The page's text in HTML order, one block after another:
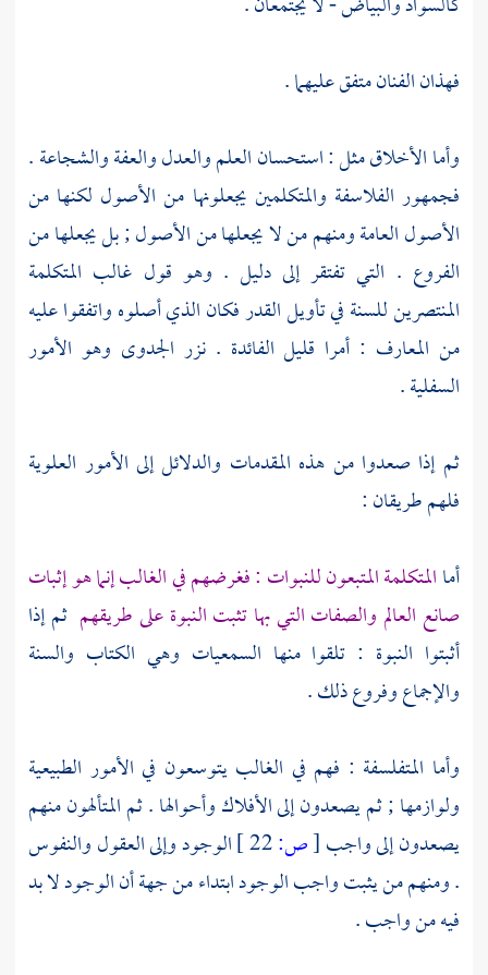
فهذان الفنان متفق عليهما .
وأما الأخلاق مثل : استحسان العلم والعدل والعفة والشجاعة .
فجمهور الفلاسفة والمتكلمين يجعلونها من الأصول لكنها من
الأصول العامة ومنهم من لا يجعلها من الأصول ; بل يجعلها من
الفروع . التي تفتقر إلى دليل . وهو قول غالب المتكلمة
المنتصرين للسنة في تأويل القدر فكان الذي أصلوه واتفقوا عليه
من المعارف : أمرا قليل الفائدة . نزر الجدوى وهو الأمور
السفلية .
ثم إذا صعدوا من هذه المقدمات والدلائل إلى الأمور العلوية
فلهم طريقان :
أماالمتكلمة المتبعون للنبوات : فغرضهم في الغالب إنما هو إثبات
صانع العالم والصفات التي بها تثبت النبوة على طريقهم ثم إذا
أثبتوا النبوة : تلقوا منها السمعيات وهي الكتاب والسنة
والإجماع وفروع ذلك .
وأما المتفلسفة : فهم في الغالب يتوسعون في الأمور الطبيعية
ولوازمها ; ثم يصعدون إلى الأفلاك وأحوالها. ثم المتألهون منهم
يصعدون إلى واجب[ص:
الوجود وإلى العقول والنفوس
. ومنهم من يثبت واجب الوجود ابتداء من جهة أن الوجود لا بد
فيه من واجب .